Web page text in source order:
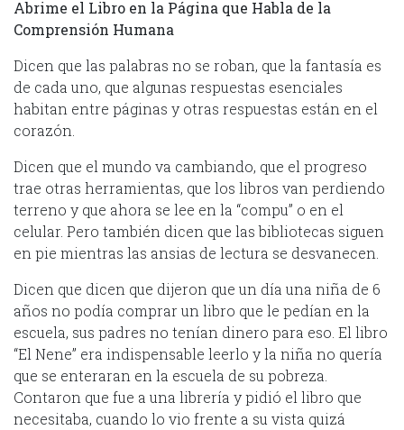
Abrime el Libro en la Página que Habla de la
Comprensión Humana
Dicen que las palabras no se roban, que la fantasía es
de cada uno, que algunas respuestas esenciales
habitan entre páginas y otras respuestas están en el
corazón.
Dicen que el mundo va cambiando, que el progreso
trae otras herramientas, que los libros van perdiendo
terreno y que ahora se lee en la “compu” o en el
celular. Pero también dicen que las bibliotecas siguen
en pie mientras las ansias de lectura se desvanecen.
Dicen que dicen que dijeron que un día una niña de 6
años no podía comprar un libro que le pedían en la
escuela, sus padres no tenían dinero para eso. El libro
“El Nene” era indispensable leerlo y la niña no quería
que se enteraran en la escuela de su pobreza.
Contaron que fue a una librería y pidió el libro que
necesitaba, cuando lo vio frente a su vista quizá